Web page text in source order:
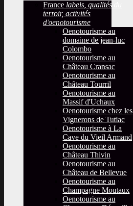
France labels, qualités du
terroir, activités
d'oenotourisme
Oenotourisme au
domaine de jean-luc
Colombo
Oenotourisme au
Château Cransac
Oenotourisme au
Château Tourril
Oenotourisme au
Massif d'Uchaux
Oenotourisme chez les
Vignerons de Tutiac
Oenotourisme à La
Cave du Vieil Armand
Oenotourisme au
Château Thivin
Oenotourisme au
Château de Bellevue
Oenotourisme au
Champagne Moutaux
Oenotourisme au